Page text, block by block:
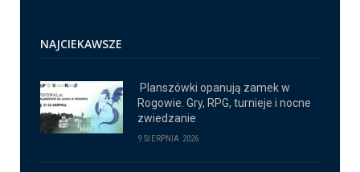
NAJCIEKAWSZE
Planszówki opanują zamek w
Rogowie. Gry, RPG, turnieje i nocne
zwiedzanie
9 SIERPNIA 2026